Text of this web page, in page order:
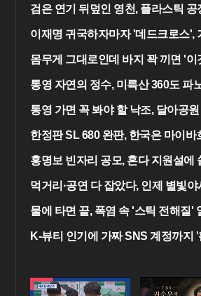
검은 연기 뒤덮인 영천, 플라스틱 공
불
이재명 귀국하자마자 '데드크로스',
이 분수령
몸무게 그대로인데 바지 꽉 끼면 '이
통영 자연의 정수, 미륵산 360도 파
통영 가면 꼭 봐야 할 낙조, 달아공
한정판 SL 680 완판, 한국은 마이바
홍명보 빈자리 공모, 혼다 지원설에
먹거리·공연 다 잡았다, 인제 별빛야
막
물에 타면 끝, 폭염 속 '스틱 전해질'
K-뷰티 인기에 가짜 SNS 계정까지 '